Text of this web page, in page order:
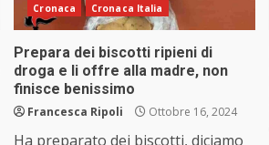
Cronaca Cronaca Italia
Prepara dei biscotti ripieni di
droga e li offre alla madre, non
finisce benissimo
Francesca Ripoli Ottobre 16, 2024
Ha preparato dei biscotti, diciamo